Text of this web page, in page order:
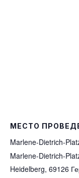
МЕСТО
Marlene-Dietrich-
Marlene-Dietrich-
Heidelberg, 69126